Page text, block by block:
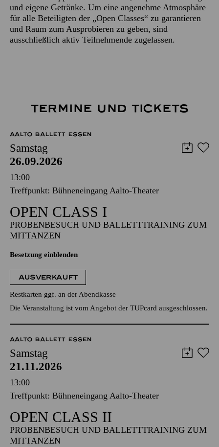
und eigene Getränke. Um eine angenehme Atmosphäre
für alle Beteiligten der „Open Classes“ zu garantieren
und Raum zum Ausprobieren zu geben, sind
ausschließlich aktiv Teilnehmende zugelassen.
TERMINE UND TICKETS
AALTO BALLETT ESSEN
Samstag
26.09.2026
13:00
Treffpunkt: Bühneneingang Aalto-Theater
OPEN CLASS I
PROBENBESUCH UND BALLETTTRAINING ZUM
MITTANZEN
Besetzung einblenden
AUSVERKAUFT
Restkarten ggf. an der Abendkasse
Die Veranstaltung ist vom Angebot der TUPcard ausgeschlossen.
AALTO BALLETT ESSEN
Samstag
21.11.2026
13:00
Treffpunkt: Bühneneingang Aalto-Theater
OPEN CLASS II
PROBENBESUCH UND BALLETTTRAINING ZUM
MITTANZEN